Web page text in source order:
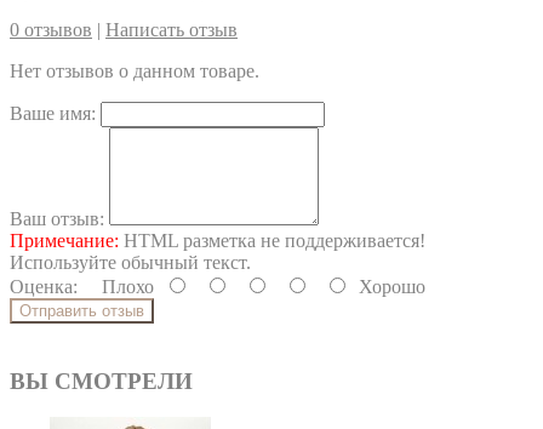
0 отзывов | Написать отзыв
Нет отзывов о данном товаре.
Ваше имя:
Ваш отзыв:
Примечание: HTML разметка не поддерживается!
Используйте обычный текст.
Оценка: Плохо Хорошо
Отправить отзыв
ВЫ СМОТРЕЛИ